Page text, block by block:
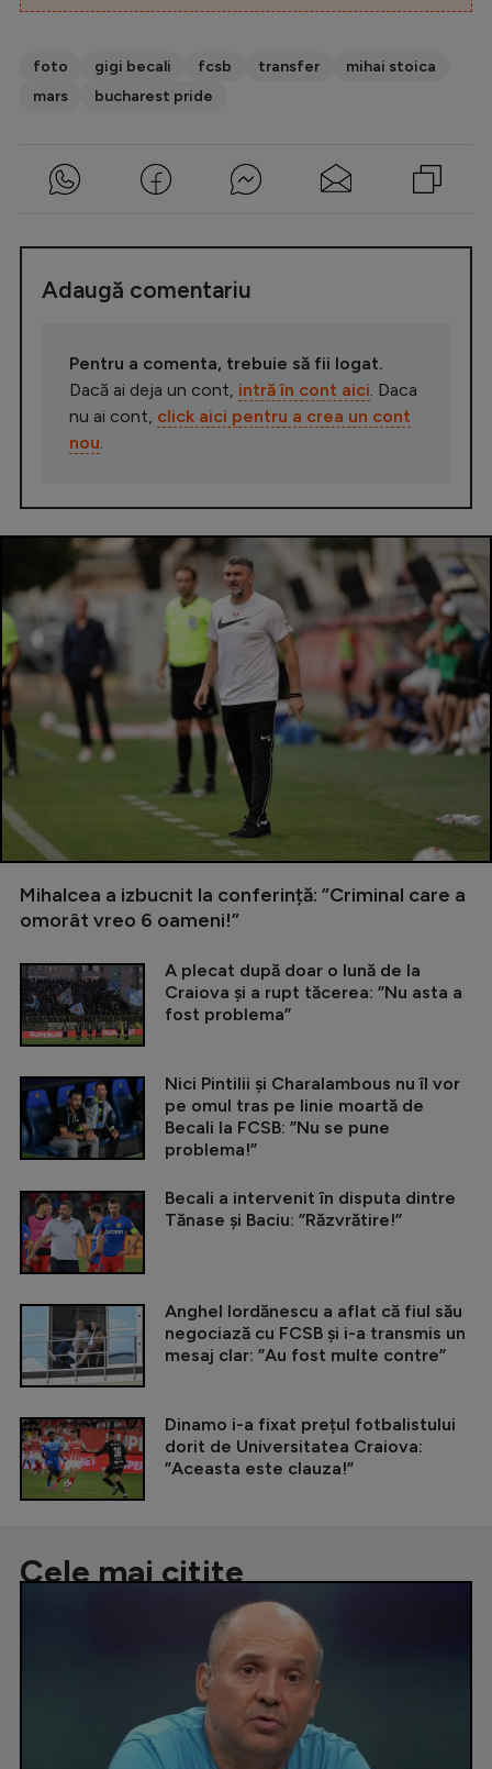
foto gigi becali fcsb transfer
mihai stoica
mars
bucharest pride
Adaugă comentariu
Pentru a comenta, trebuie să fii logat.
Dacă ai deja un cont, intră în cont aici . Daca
nu ai cont, click aici pentru a crea un cont
nou
Mihalcea a izbucnit la conferință: ”Criminal care a
omorât vreo 6 oameni!”
A plecat după doar o lună de la
Craiova și a rupt tăcerea: ”Nu asta a
fost problema”
Nici Pintilii și Charalambous nu îl vor
pe omul tras pe linie moartă de
Becali la FCSB: ”Nu se pune
problema!”
Becali a intervenit în disputa dintre
Tănase și Baciu: ”Răzvrătire!”
Anghel Iordănescu a aflat că fiul său
negociază cu FCSB și i-a transmis un
mesaj clar: ”Au fost multe contre”
Dinamo i-a fixat prețul fotbalistului
dorit de Universitatea Craiova:
”Aceasta este clauza!”
Cele mai citite